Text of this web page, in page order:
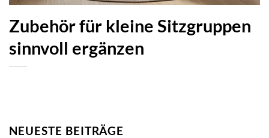
Zubehör für kleine Sitzgruppen
sinnvoll ergänzen
NEUESTE BEITRÄGE